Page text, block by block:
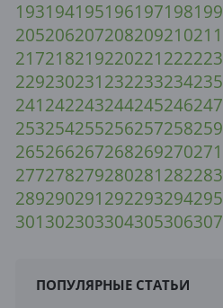
193194195196197198199
205206207208209210211
217218219220221222223
229230231232233234235
241242243244245246247
253254255256257258259
265266267268269270271
277278279280281282283
289290291292293294295
301302303304305306307
ПОПУЛЯРНЫЕ СТАТЬИ